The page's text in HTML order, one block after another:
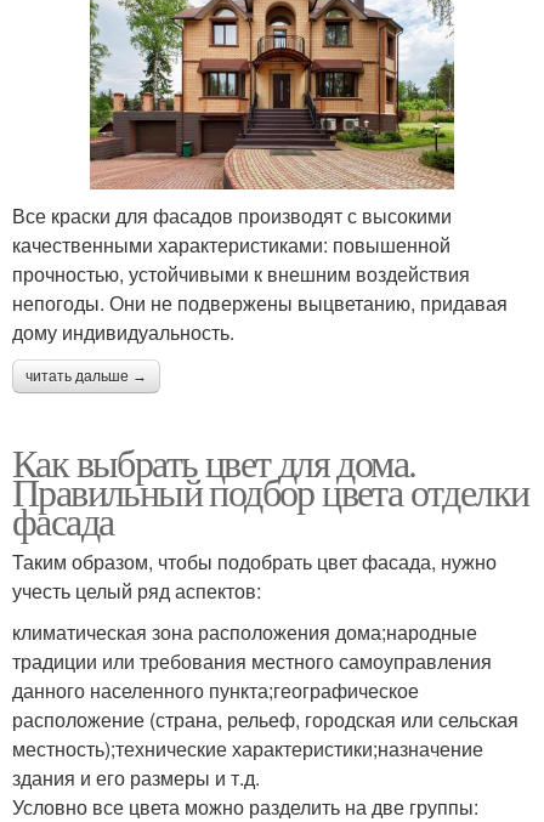
Все краски для фасадов производят с высокими
качественными характеристиками: повышенной
прочностью, устойчивыми к внешним воздействия
непогоды. Они не подвержены выцветанию, придавая
дому индивидуальность.
читать дальше →
Как выбрать цвет для дома.
Правильный подбор цвета отделки
фасада
Таким образом, чтобы подобрать цвет фасада, нужно
учесть целый ряд аспектов:
климатическая зона расположения дома;народные
традиции или требования местного самоуправления
данного населенного пункта;географическое
расположение (страна, рельеф, городская или сельская
местность);технические характеристики;назначение
здания и его размеры и т.д.
Условно все цвета можно разделить на две группы: